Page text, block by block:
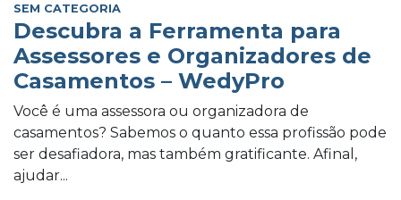
SEM CATEGORIA
Descubra a Ferramenta para
Assessores e Organizadores de
Casamentos – WedyPro
Você é uma assessora ou organizadora de
casamentos? Sabemos o quanto essa profissão pode
ser desafiadora, mas também gratificante. Afinal,
ajudar...